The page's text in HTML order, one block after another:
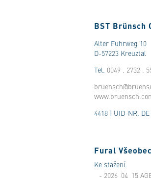
BST Brünsch
Alter Fuhrweg 10
D-57223 Kreuztal
Tel. 0049 . 2732 .
4418 | UID-NR.
Fural
Ke stažení:
- 2026_04_15